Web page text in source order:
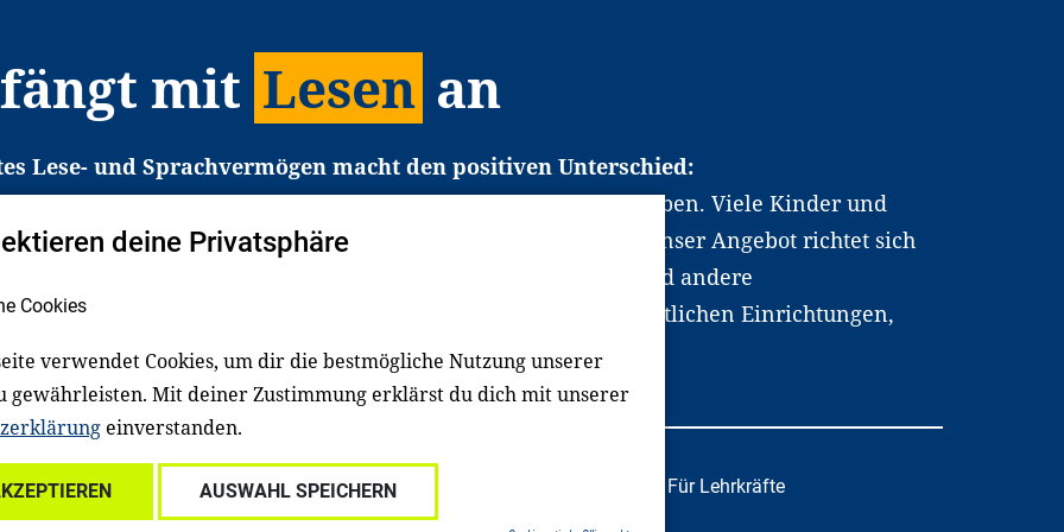
mit Lesen an
Lese- und Sprachvermögen macht den positiven Unterschied:
den Zugang zu Bildung und einem erfolgreichen Berufsleben. Viele Kinder und
in Deutschland haben aber große Schwierigkeiten dabei. Unser Angebot richtet sich
gezielt an Familien sowie an Erzieher*innen, Lehrer*innen und andere
Dafür arbeiten wir eng mit Ministerien, wissenschaftlichen Einrichtungen,
Unternehmen und anderen Stiftungen zusammen.
Über uns Spenden Für Familien
Für Lehrkräfte
Einrichtungen
Für freiwillig Engagierte
deine Privatsphäre
Cookies
verwendet Cookies, um dir die bestmögliche Nutzung unserer
gewährleisten. Mit deiner Zustimmung erklärst du dich mit unserer
einverstanden.
AUSWAHL SPEICHERN